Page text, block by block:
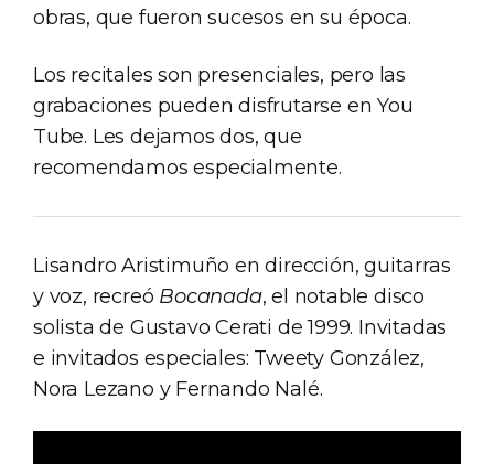
obras, que fueron sucesos en su época.
Los recitales son presenciales, pero las
grabaciones pueden disfrutarse en You
Tube. Les dejamos dos, que
recomendamos especialmente.
Lisandro Aristimuño en dirección, guitarras
y voz, recreó Bocanada, el notable disco
solista de Gustavo Cerati de 1999. Invitadas
e invitados especiales: Tweety González,
Nora Lezano y Fernando Nalé.